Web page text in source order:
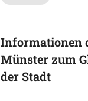
Informationen
Münster zum
der Stadt